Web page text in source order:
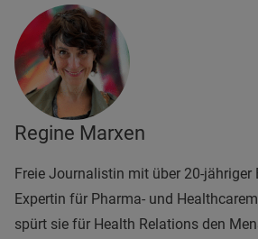
Regine Marxen
Freie Journalistin mit über 20-jähriger
Expertin für Pharma- und
spürt sie für Health Relations den